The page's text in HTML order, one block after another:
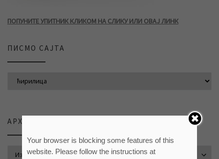
ПОПУНИТЕ УПИТНИК КЛИКОМ НА СЛИКУ ИЛИ ОВАЈ ЛИНК
ПИСМО САЈТА
АРХИВА ВЕСТИ
АРХИВА ВЕСТИ
Your browser is blocking some features of this
website. Please follow the instructions at